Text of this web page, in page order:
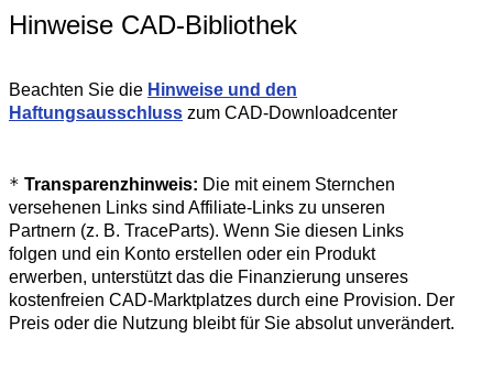
Hinweise CAD-Bibliothek
Beachten Sie die Hinweise und den
Haftungsausschluss zum CAD-Downloadcenter
* Transparenzhinweis: Die mit einem Sternchen
versehenen Links sind Affiliate-Links zu unseren
Partnern (z. B. TraceParts). Wenn Sie diesen Links
folgen und ein Konto erstellen oder ein Produkt
erwerben, unterstützt das die Finanzierung unseres
kostenfreien CAD-Marktplatzes durch eine Provision. Der
Preis oder die Nutzung bleibt für Sie absolut unverändert.